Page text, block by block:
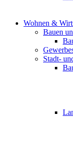
Wohnen &
Bauen
Stadt-